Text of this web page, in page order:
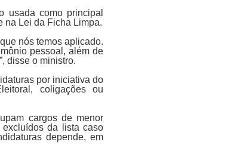
usada como principal
na Lei da Ficha Limpa.
nós temos aplicado.
pessoal, além de
disse o ministro.
por iniciativa do
coligações ou
cargos de menor
da lista caso
depende, em